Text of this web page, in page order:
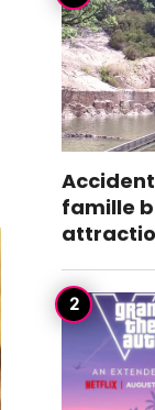
Accident
famille